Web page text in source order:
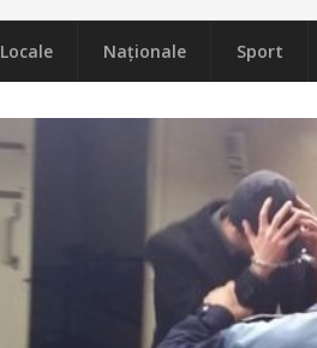
Locale Naţionale Sport